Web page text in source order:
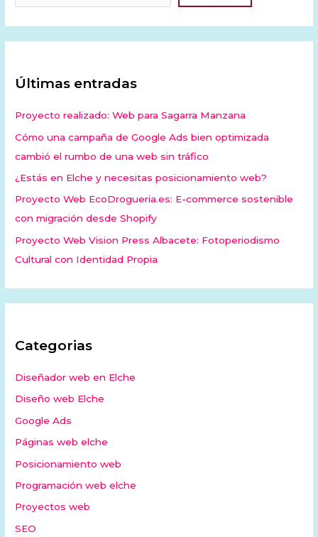
Últimas entradas
Proyecto realizado: Web para Sagarra Manzana
Cómo una campaña de Google Ads bien optimizada
cambió el rumbo de una web sin tráfico
¿Estás en Elche y necesitas posicionamiento web?
Proyecto Web EcoDrogueria.es: E-commerce sostenible
con migración desde Shopify
Proyecto Web Vision Press Albacete: Fotoperiodismo
Cultural con Identidad Propia
Categorias
Diseñador web en Elche
Diseño web Elche
Google Ads
Páginas web elche
Posicionamiento web
Programación web elche
Proyectos web
SEO